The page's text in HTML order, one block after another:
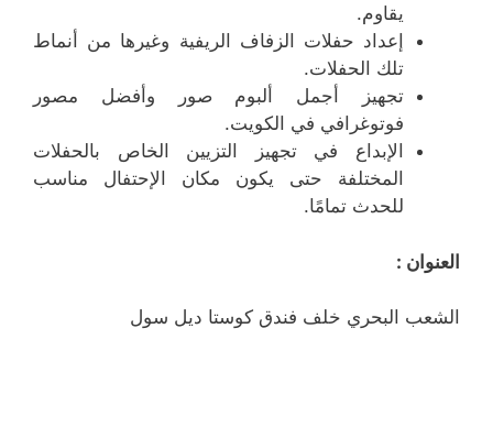
يقاوم.
إعداد حفلات الزفاف الريفية وغيرها من أنماط
تلك الحفلات.
تجهيز أجمل ألبوم صور وأفضل مصور
فوتوغرافي في الكويت.
الإبداع في تجهيز التزيين الخاص بالحفلات
المختلفة حتى يكون مكان الإحتفال مناسب
للحدث تمامًا.
العنوان :
الشعب البحري خلف فندق كوستا ديل سول